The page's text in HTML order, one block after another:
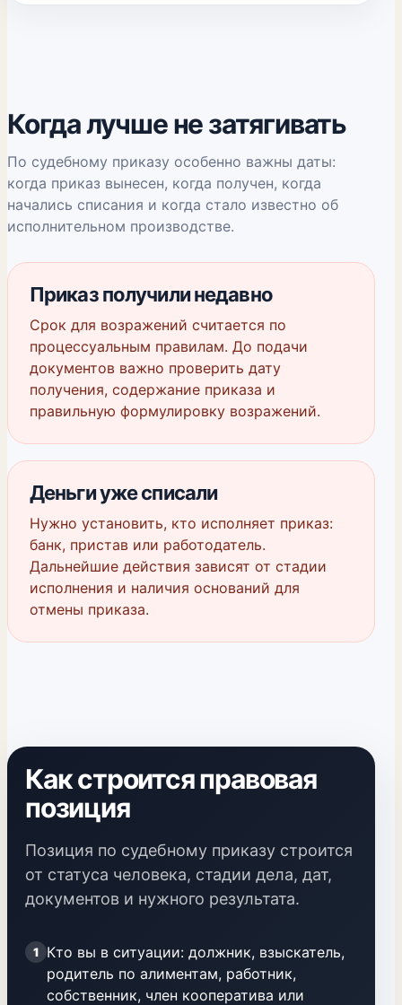
Когда лучше не затягивать
По судебному приказу особенно важны даты:
когда приказ вынесен, когда получен, когда
начались списания и когда стало известно об
исполнительном производстве.
Приказ получили недавно
Срок для возражений считается по
процессуальным правилам. До подачи
документов важно проверить дату
получения, содержание приказа и
правильную формулировку возражений.
Деньги уже списали
Нужно установить, кто исполняет приказ:
банк, пристав или работодатель.
Дальнейшие действия зависят от стадии
исполнения и наличия оснований для
отмены приказа.
Как строится правовая
позиция
Позиция по судебному приказу строится
от статуса человека, стадии дела, дат,
документов и нужного результата.
1
Кто вы в ситуации: должник, взыскатель,
родитель по алиментам, работник,
собственник, член кооператива или